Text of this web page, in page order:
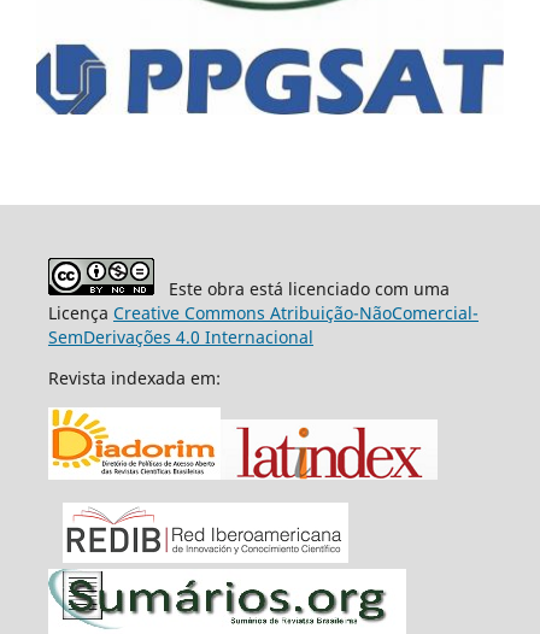
Este obra está licenciado com uma
Licença Creative Commons Atribuição-NãoComercial-
SemDerivações 4.0 Internacional
Revista indexada em: